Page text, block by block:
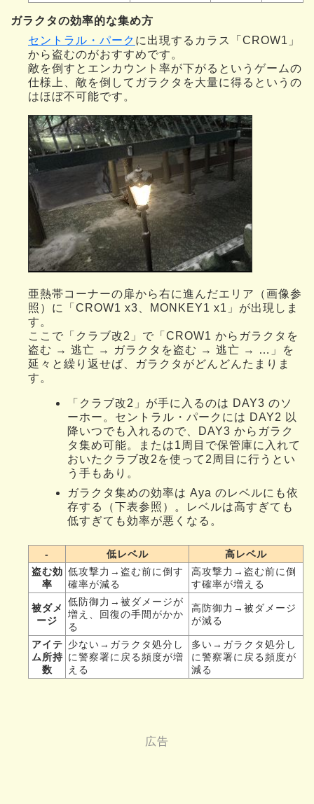
ガラクタの効率的な集め方
セントラル・パーク に出現するカラス「CROW1」
から盗むのがおすすめです。
敵を倒すとエンカウント率が下がるというゲームの
仕様上、敵を倒してガラクタを大量に得るというの
はほぼ不可能です。
亜熱帯コーナーの扉から右に進んだエリア（画像参
照）に「CROW1 x3、MONKEY1 x1」が出現しま
す。
ここで「クラブ改2」で「CROW1 からガラクタを
盗む → 逃亡 → ガラクタを盗む → 逃亡 → …」を
延々と繰り返せば、ガラクタがどんどんたまりま
す。
「クラブ改2」が手に入るのは DAY3 のソ
ーホー。セントラル・パークには DAY2 以
降いつでも入れるので、DAY3 からガラク
タ集め可能。または1周目で保管庫に入れて
おいたクラブ改2を使って2周目に行うとい
う手もあり。
ガラクタ集めの効率は Aya のレベルにも依
存する（下表参照）。レベルは高すぎても
低すぎても効率が悪くなる。
- 低レベル
高レベル
盗む効
率
低攻撃力→盗む前に倒す
確率が減る
高攻撃力→盗む前に倒
す確率が増える
被ダメ
ージ
低防御力→被ダメージが
増え、回復の手間がかか
る
高防御力→被ダメージ
が減る
アイテ
ム所持
数
少ない→ガラクタ処分し
に警察署に戻る頻度が増
える
多い→ガラクタ処分し
に警察署に戻る頻度が
減る